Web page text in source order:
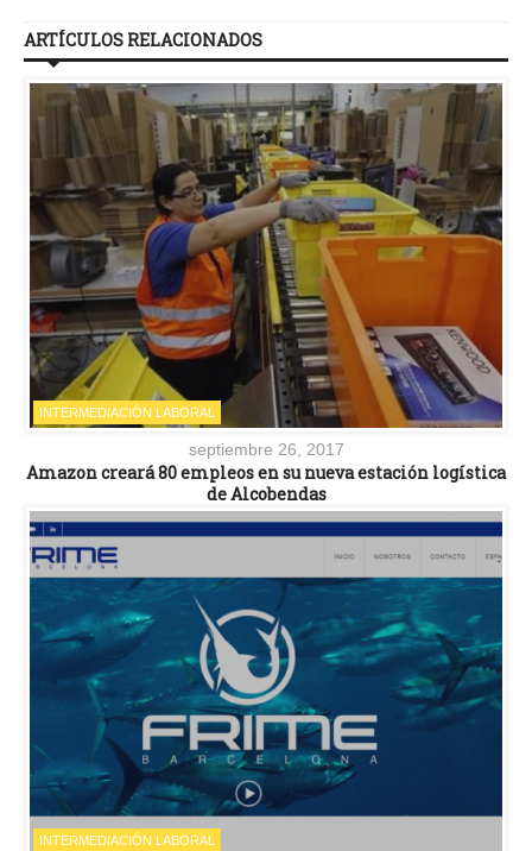
ARTÍCULOS RELACIONADOS
INTERMEDIACIÓN LABORAL
septiembre 26, 2017
Amazon creará 80 empleos en su nueva estación logística
de Alcobendas
INTERMEDIACIÓN LABORAL